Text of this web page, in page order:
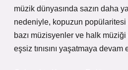
müzik dünyasında sazın daha
nedeniyle, kopuzun popülaritesi
bazı müzisyenler ve halk müziği
eşsiz tınısını yaşatmaya devam